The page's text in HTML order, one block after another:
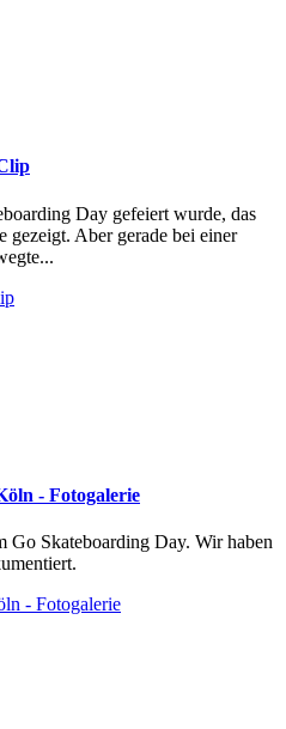
Day gefeiert wurde, das
gezeigt. Aber gerade bei einer
- Fotogalerie
Skateboarding Day. Wir haben
- Fotogalerie